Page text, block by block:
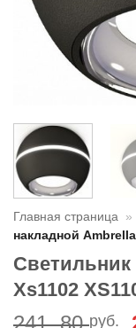
Главная страница »
накладной
Светильник
Xs1102
241 ,80руб.